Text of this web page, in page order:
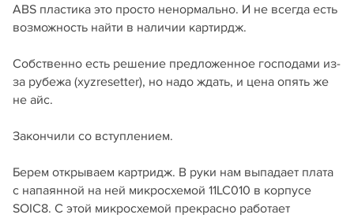
ABS пластика это просто ненормально. И не всегда есть
возможность найти в наличии картирдж.
Собственно есть решение предложенное господами из-
за рубежа (xyzresetter), но надо ждать, и цена опять же
не айс.
Закончили со вступлением.
Берем открываем картридж. В руки нам выпадает плата
с напаянной на ней микросхемой 11LC010 в корпусе
SOIC8. С этой микросхемой прекрасно работает